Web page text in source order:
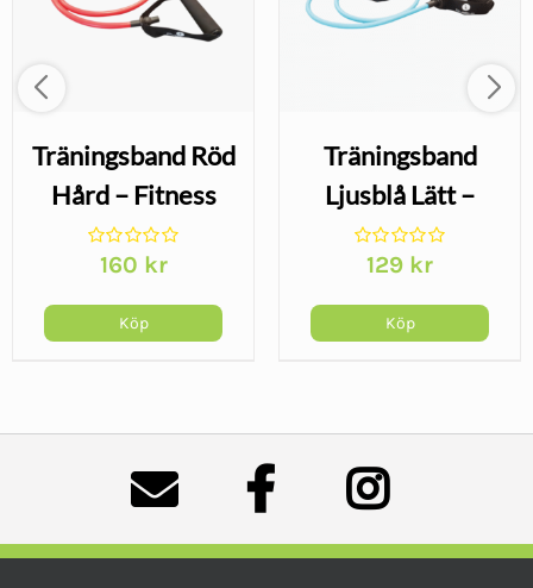
Träningsband Röd
Hård – Fitness
Tubes med
handtag
160 kr
Köp
Träningsband
Ljusblå Lätt –
Fitness Tubes
med handtag
129 kr
Köp